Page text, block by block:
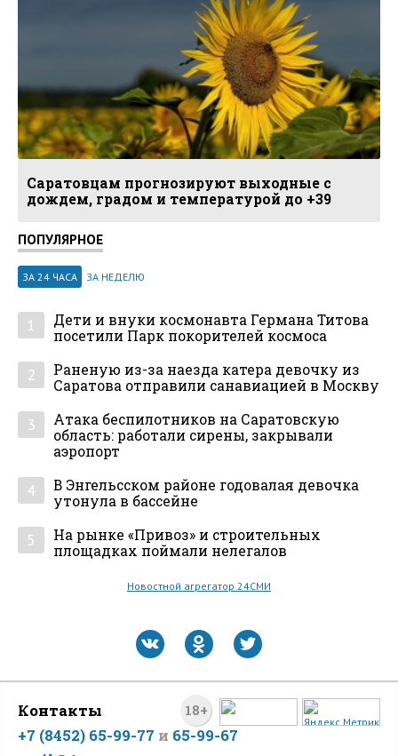
Саратовцам прогнозируют выходные с
дождем, градом и температурой до +39
ПОПУЛЯРНОЕ
ЗА 24 ЧАСА ЗА НЕДЕЛЮ
1
Дети и внуки космонавта Германа Титова
посетили Парк покорителей космоса
2
Раненую из-за наезда катера девочку из
Саратова отправили санавиацией в Москву
3
Атака беспилотников на Саратовскую
область: работали сирены, закрывали
аэропорт
4
В Энгельсском районе годовалая девочка
утонула в бассейне
5
На рынке «Привоз» и строительных
площадках поймали нелегалов
Новостной агрегатор 24СМИ
18+
Контакты
+7 (8452) 65-99-77 и 65-99-67